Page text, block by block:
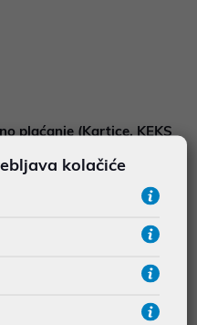
plaćanje (Kartice, KEKS
ne zbrajaju
kolačiće